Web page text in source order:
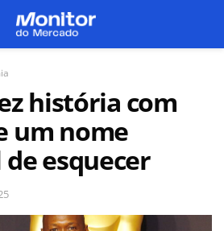
história com
um nome
esquecer